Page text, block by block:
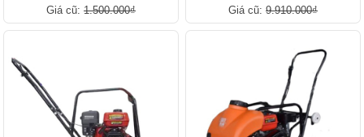
Giá cũ: 1.500.000₫ Giá cũ: 9.910.000₫